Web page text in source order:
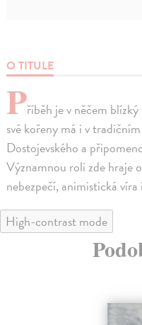
O TITULE
Příběh je v něčem
své kořeny má i v
Dostojevského a
Významnou roli zde hraje
nebezpečí, animistická
High-contrast mode